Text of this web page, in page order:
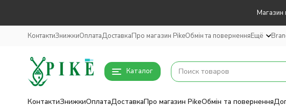
Магазин
КонтактиЗнижкиОплатаДоставкаПро магазин PikeОбмін та поверненняЕщё
Каталог
КонтактиЗнижкиОплатаДоставкаПро магазин PikeОбмін та повернення